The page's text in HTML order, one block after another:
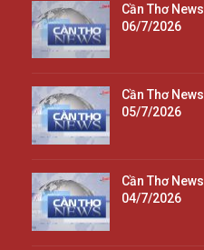
Cần Thơ News |
06/7/2026
Cần Thơ News |
05/7/2026
Cần Thơ News |
04/7/2026